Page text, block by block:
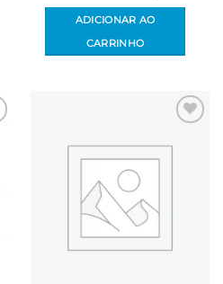
ADICIONAR AO
CARRINHO
aos meus
desejos